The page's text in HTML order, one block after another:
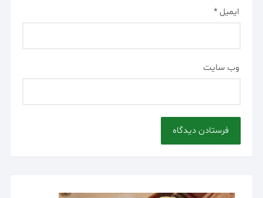
ایمیل*
وب‌ سایت